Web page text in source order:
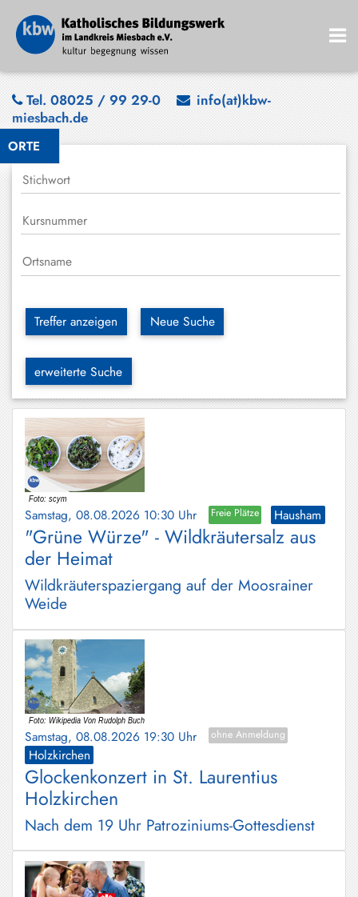
ORTE
Tel. 08025 / 99 29-0
info(at)kbw-
miesbach.de
Treffer anzeigen Neue Suche
erweiterte Suche
Samstag, 08.08.2026 10:30 Uhr Freie Plätze Hausham
"Grüne Würze" - Wildkräutersalz aus
der Heimat
Wildkräuterspaziergang auf der Moosrainer
Weide
Samstag, 08.08.2026 19:30 Uhr ohne Anmeldung
Holzkirchen
Glockenkonzert in St. Laurentius
Holzkirchen
Nach dem 19 Uhr Patroziniums-Gottesdienst
Bad
Wiessee
Bayrischzell
Darching
Elbach
Großhartpenning
Hausham
Holzkirchen
Hundham
Irschenberg
Kreuth
Leitzachtal
Miesbach
Neuhaus
Niklasreuth
Otterfing
Egern
Schaftlach
/
Waakirchen
Schliersee
Tegernsee
Warngau
/
Wall
Weyarn